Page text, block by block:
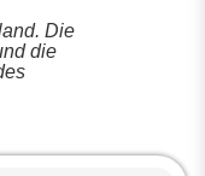
Die
die